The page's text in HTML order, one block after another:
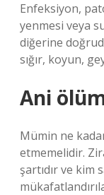
Enfeksiyon,
yenmesi veya
diğerine
sığır, koyun,
Ani ölüm
Mümin ne
etmemelidir.
şartıdır ve kim